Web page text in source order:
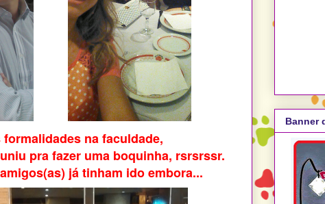
formalidades na faculdade,
pra fazer uma boquinha, rsrsrssr.
já tinham ido embora...
Banner